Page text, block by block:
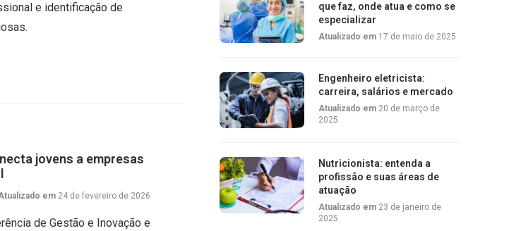
e identificação de
jovens a empresas
em 24 de fevereiro de 2026
de Gestão e Inovação e
que faz, onde atua e como se
especializar
Atualizado em 17 de maio de 2025
Engenheiro eletricista:
carreira, salários e mercado
Atualizado em 20 de março de
2025
Nutricionista: entenda a
profissão e suas áreas de
atuação
Atualizado em 23 de janeiro de
2025